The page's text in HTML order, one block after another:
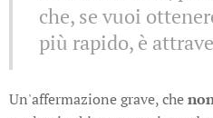
che, se vuoi
più rapido, è
Un'affermazione grave, che